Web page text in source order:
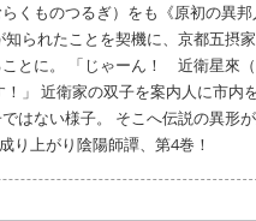
くものつるぎ）をも《原初の異
られたことを契機に、京都五摂
とに。 「じゃーん！ 近衛星來
」 近衛家の双子を案内人に市内
はない様子。 そこへ伝説の異形
り上がり陰陽師譚、第4巻！